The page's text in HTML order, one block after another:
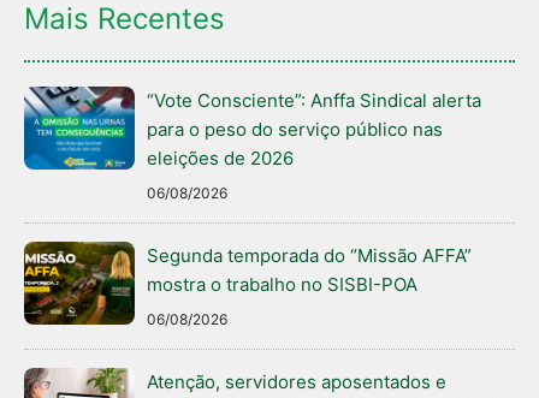
Mais Recentes
“Vote Consciente”: Anffa Sindical alerta
para o peso do serviço público nas
eleições de 2026
06/08/2026
Segunda temporada do “Missão AFFA”
mostra o trabalho no SISBI-POA
06/08/2026
Atenção, servidores aposentados e